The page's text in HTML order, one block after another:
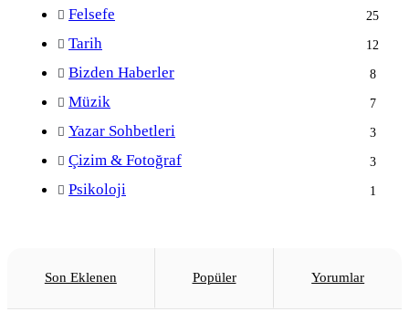
Felsefe 25
Tarih 12
Bizden Haberler 8
Müzik 7
Yazar Sohbetleri 3
Çizim & Fotoğraf 3
Psikoloji 1
Son Eklenen Popüler Yorumlar